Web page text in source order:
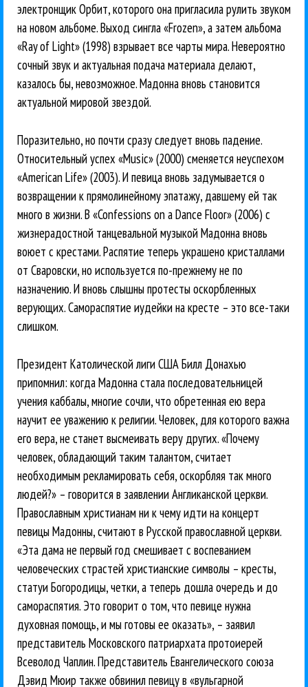
электронщик Орбит, которого она пригласила рулить звуком
на новом альбоме. Выход сингла «Frozen», а затем альбома
«Ray of Light» (1998) взрывает все чарты мира. Невероятно
сочный звук и актуальная подача материала делают,
казалось бы, невозможное. Мадонна вновь становится
актуальной мировой звездой.
Поразительно, но почти сразу следует вновь падение.
Относительный успех «Music» (2000) сменяется неуспехом
«American Life» (2003). И певица вновь задумывается о
возвращении к прямолинейному эпатажу, давшему ей так
много в жизни. В «Confessions on a Dance Floor» (2006) с
жизнерадостной танцевальной музыкой Мадонна вновь
воюет с крестами. Распятие теперь украшено кристаллами
от Сваровски, но используется по-прежнему не по
назначению. И вновь слышны протесты оскорбленных
верующих. Самораспятие иудейки на кресте – это все-таки
слишком.
Президент Католической лиги США Билл Донахью
припомнил: когда Мадонна стала последовательницей
учения каббалы, многие сочли, что обретенная ею вера
научит ее уважению к религии. Человек, для которого важна
его вера, не станет высмеивать веру других. «Почему
человек, обладающий таким талантом, считает
необходимым рекламировать себя, оскорбляя так много
людей?» – говорится в заявлении Англиканской церкви.
Православным христианам ни к чему идти на концерт
певицы Мадонны, считают в Русской православной церкви.
«Эта дама не первый год смешивает с воспеванием
человеческих страстей христианские символы – кресты,
статуи Богородицы, четки, а теперь дошла очередь и до
самораспятия. Это говорит о том, что певице нужна
духовная помощь, и мы готовы ее оказать», – заявил
представитель Московского патриархата протоиерей
Всеволод Чаплин. Представитель Евангелического союза
Дэвид Мюир также обвинил певицу в «вульгарной